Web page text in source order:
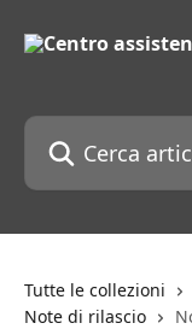
Cerca articoli…
Tutte le collezioni
Note di rilascio